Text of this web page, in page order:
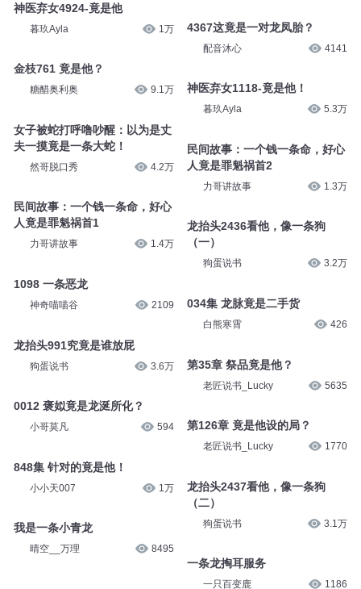
神医弃女4924-竟是他
暮玖Ayla 1万
金枝761 竟是他？
糖醋奥利奥 9.1万
女子被蛇打呼噜吵醒：以为是丈
夫一摸竟是一条大蛇！
然哥脱口秀 4.2万
民间故事：一个钱一条命，好心
人竟是罪魁祸首1
力哥讲故事 1.4万
1098 一条恶龙
神奇喵喵谷 2109
龙抬头991究竟是谁放屁
狗蛋说书 3.6万
0012 褒姒竟是龙涎所化？
小哥莫凡 594
848集 针对的竟是他！
小小天007 1万
我是一条小青龙
晴空__万理 8495
4367这竟是一对龙凤胎？
配音沐心 4141
神医弃女1118-竟是他！
暮玖Ayla 5.3万
民间故事：一个钱一条命，好心
人竟是罪魁祸首2
力哥讲故事 1.3万
龙抬头2436看他，像一条狗
（一）
狗蛋说书 3.2万
034集 龙脉竟是二手货
白熊寒霄 426
第35章 祭品竟是他？
老匠说书_Lucky 5635
第126章 竟是他设的局？
老匠说书_Lucky 1770
龙抬头2437看他，像一条狗
（二）
狗蛋说书 3.1万
一条龙掏耳服务
一只百变鹿 1186